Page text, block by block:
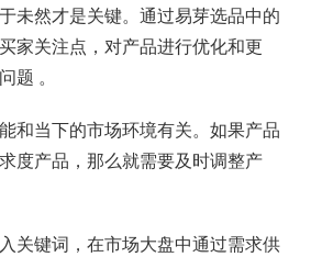
未然才是关键。通过易芽选品中的
家关注点，对产品进行优化和更
题 。
和当下的市场环境有关。如果产品
度产品，那么就需要及时调整产
关键词，在市场大盘中通过需求供